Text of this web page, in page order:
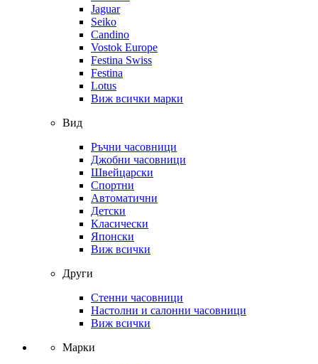
Jaguar
Seiko
Candino
Vostok Europe
Festina Swiss
Festina
Lotus
Виж всички марки
Вид
Ръчни часовници
Джобни часовници
Швейцарски
Спортни
Автоматични
Детски
Класически
Японски
Виж всички
Други
Стенни часовници
Настолни и салонни часовници
Виж всички
Марки